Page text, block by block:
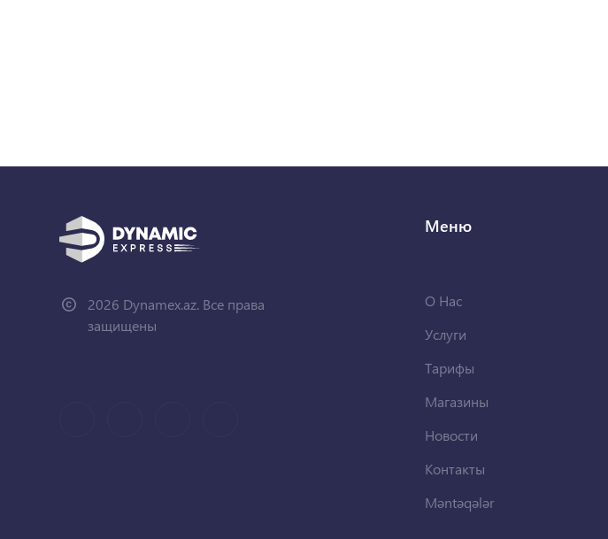
2026 Dynamex.az. Все права
защищены
Меню
О Нас
Услуги
Тарифы
Магазины
Новости
Контакты
Məntəqələr